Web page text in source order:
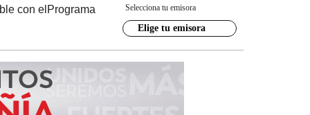
con el Programa Selecciona tu emisora
Elige tu emisora